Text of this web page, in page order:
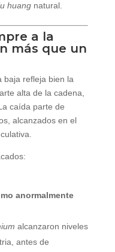
huangnatural.
a la
más que un
baja refleja bien la
alta de la cadena,
caída parte de
alcanzados en el
anormalmente
alcanzaron niveles
antes de